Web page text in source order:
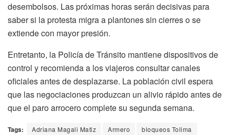
desembolsos. Las próximas horas serán decisivas para
saber si la protesta migra a plantones sin cierres o se
extiende con mayor presión.
Entretanto, la Policía de Tránsito mantiene dispositivos de
control y recomienda a los viajeros consultar canales
oficiales antes de desplazarse. La población civil espera
que las negociaciones produzcan un alivio rápido antes de
que el paro arrocero complete su segunda semana.
Tags: Adriana Magali Matiz Armero
bloqueos Tolima